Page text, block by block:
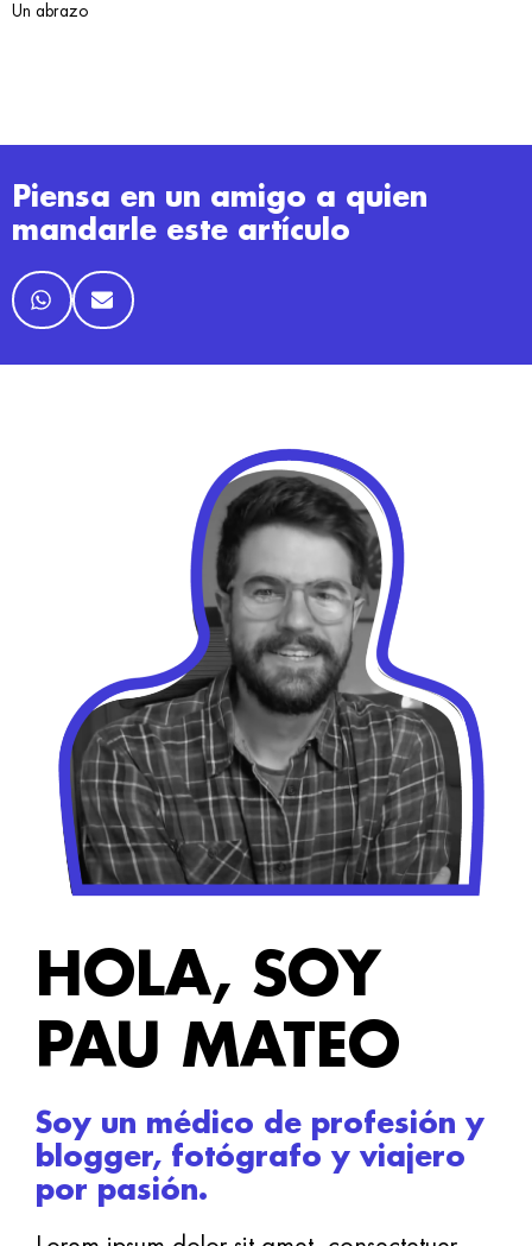
Un abrazo
Piensa en un amigo a quien
mandarle este artículo
HOLA, SOY
PAU MATEO
Soy un médico de profesión y
blogger, fotógrafo y viajero
por pasión.